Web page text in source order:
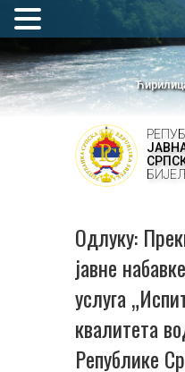
Одлуку:
јавне
услуга
квалитета
Републике